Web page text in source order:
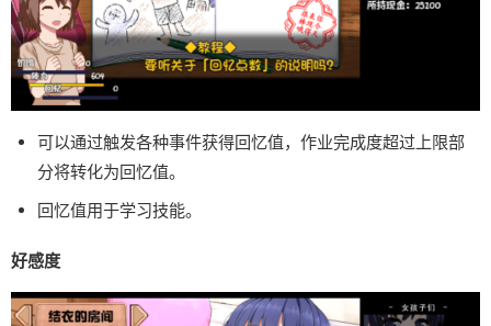
可以通过触发各种事件获得回忆值，作业完成度超过上限部
分将转化为回忆值。
回忆值用于学习技能。
好感度